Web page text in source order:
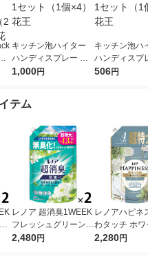
キッチン泡ハイター
ハンディスプレー 付
替用400mL 1セット
1,000円
キッチン泡ハ
ハンディスプ
替用400mL 1
506円
テム
レノア 超消臭1WEEK
フレッシュグリーンの
香り 詰め替え 超特大
2,480円
レノアハピネ
わタッチ ホワ
ィーの香り 詰
2,280円